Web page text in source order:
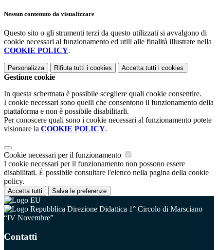
Nessun contenuto da visualizzare
Questo sito o gli strumenti terzi da questo utilizzati si avvalgono di
cookie necessari al funzionamento ed utili alle finalità illustrate nella
COOKIE POLICY.
Personalizza Rifiuta tutti i cookies Accetta tutti i cookies
Gestione cookie
In questa schermata è possibile scegliere quali cookie consentire.
I cookie necessari sono quelli che consentono il funzionamento della
piattaforma e non è possibile disabilitarli.
Per conoscere quali sono i cookie necessari al funzionamento potete
visionare la COOKIE POLICY.
Cookie necessari per il funzionamento
I cookie necessari per il funzionamento non possono essere
disabilitati. È possibile consultare l'elenco nella pagina della cookie
policy.
Accetta tutti Salva le preferenze
Direzione Didattica 1° Circolo di Marsciano
“IV Novembre”
Contatti